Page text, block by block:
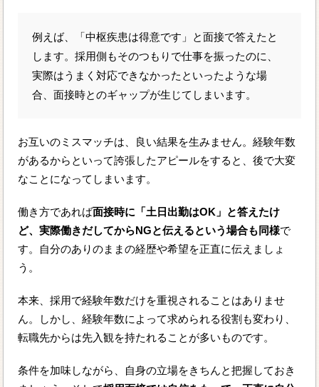
例えば、「中枢疾患は得意です」と面接で答えたと
します。採用側もそのつもりで仕事を振ったのに、
実際はうまく対応できなかったといったような場
合、面接時とのギャップが生じてしまいます。
お互いのミスマッチは、良い結果を生みません。経験年数
があるからといって誇張したアピールをすると、後で大変
なことになってしまいます。
働き方であれば面接時に「土日出勤はOK」と答えたけ
ど、実際働きだしてからNGと伝えるという場合も同様で
す。自分のありのままの経歴や希望を正直に伝えましょ
う。
本来、採用で経験年数だけを重視されることはありませ
ん。しかし、経験年数によって求められる役割も変わり、
転職先からは先入観を持たれることが多いものです。
条件を加味しながら、自身の立場をきちんと把握しておき